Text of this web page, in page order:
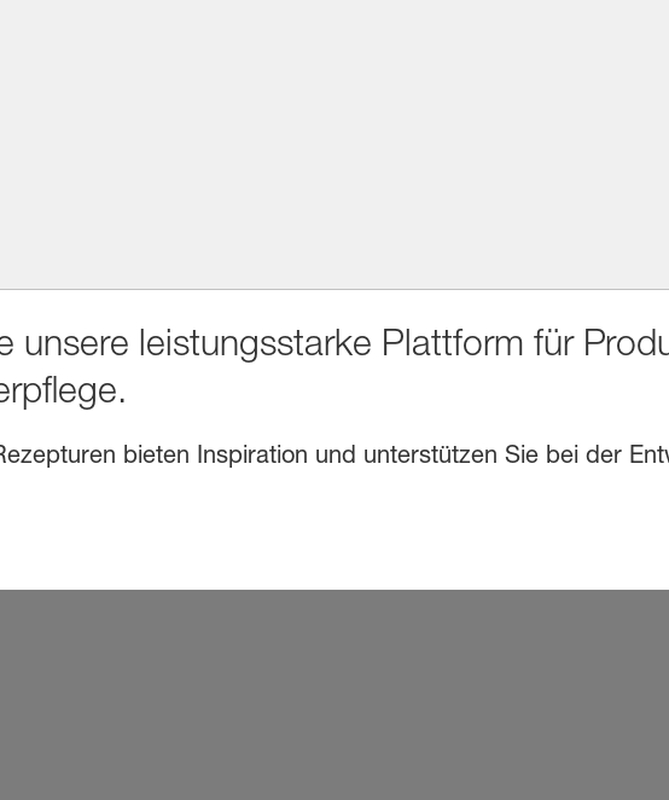
unsere leistungsstarke Plattform für
bieten Inspiration und unterstützen Sie bei der